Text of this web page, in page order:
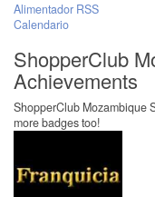
Alimentador RSS
Calendario
ShopperClub
Achievements
ShopperClub Mozambique
more badges too!